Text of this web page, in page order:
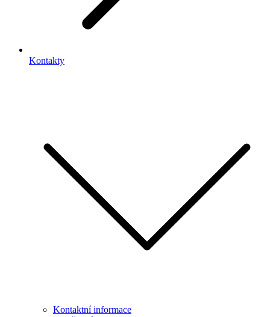
Kontakty
Kontaktní informace